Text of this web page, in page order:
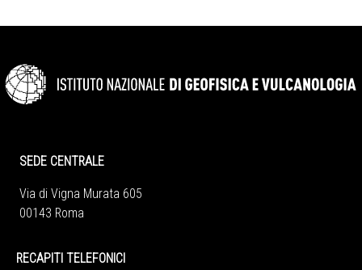
SEDE CENTRALE
Via di Vigna Murata 605
00143 Roma
RECAPITI TELEFONICI